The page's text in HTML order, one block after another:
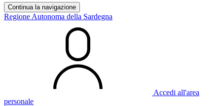
Continua la navigazione
Regione Autonoma della Sardegna
Accedi all'area
personale